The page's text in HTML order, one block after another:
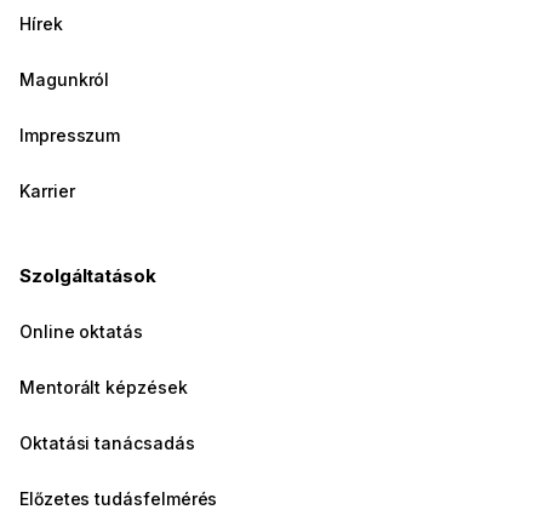
Hírek
Magunkról
Impresszum
Karrier
Szolgáltatások
Online oktatás
Mentorált képzések
Oktatási tanácsadás
Előzetes tudásfelmérés